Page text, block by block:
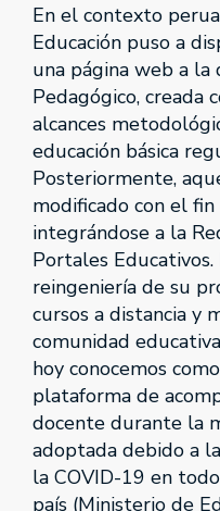
En el contexto
Educación puso a
una página web a
Pedagógico, creada
alcances
educación básica
Posteriormente,
modificado con el
integrándose a la
Portales
reingeniería de su
cursos a distancia y
comunidad
hoy conocemos
plataforma de
docente durante la
adoptada debido a
la COVID-19 en
país (Ministerio de